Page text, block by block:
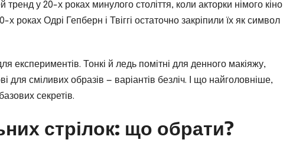
у 20-х роках минулого століття, коли акторки німого кіно
роках Одрі Гепберн і Твіггі остаточно закріпили їх як символ
експериментів. Тонкі й ледь помітні для денного макіяжу,
для сміливих образів — варіантів безліч. І що найголовніше,
секретів.
стрілок: що обрати?